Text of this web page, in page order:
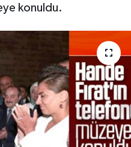
konuldu.